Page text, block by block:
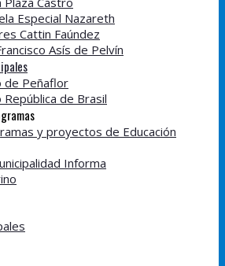
Especial Nazareth
Cattin Faúndez
Asís de Pelvín
de Peñaflor
República de Brasil
y proyectos de Educación
Informa